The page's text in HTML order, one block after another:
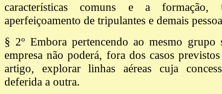
características comuns e a formação,
aperfeiçoamento de tripulantes e demais
§ 2º Embora pertencendo ao mesmo grupo
empresa não poderá, fora dos casos
artigo, explorar linhas aéreas cuja
deferida a outra.